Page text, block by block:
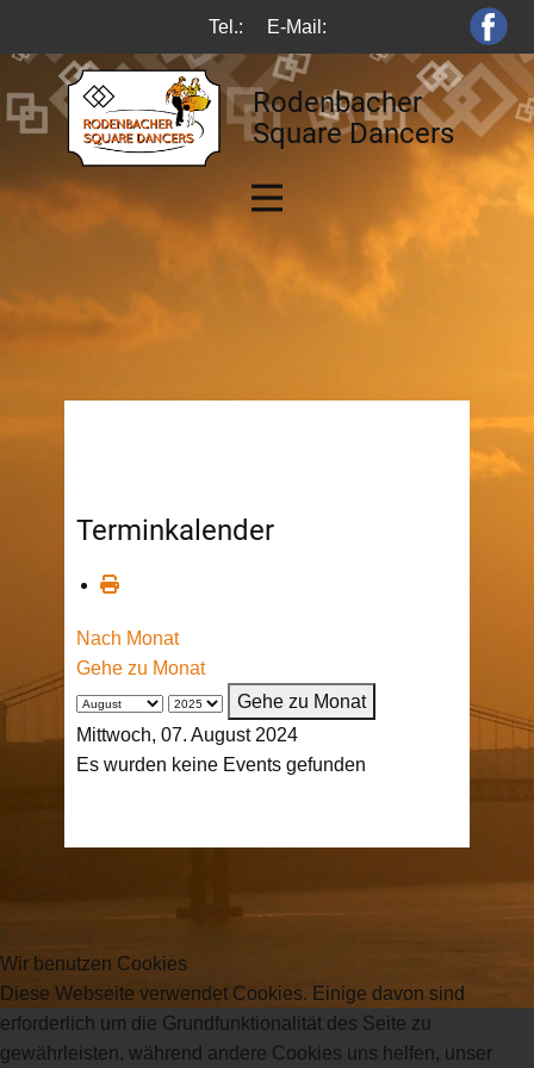
Tel.: E-Mail:
Rodenbacher
Square Dancers
Terminkalender
Nach Monat
Gehe zu Monat
Gehe zu Monat
Mittwoch, 07. August 2024
Es wurden keine Events gefunden
Wir benutzen Cookies
Diese Webseite verwendet Cookies. Einige davon sind
erforderlich um die Grundfunktionalität des Seite zu
gewährleisten, während andere Cookies uns helfen, unser